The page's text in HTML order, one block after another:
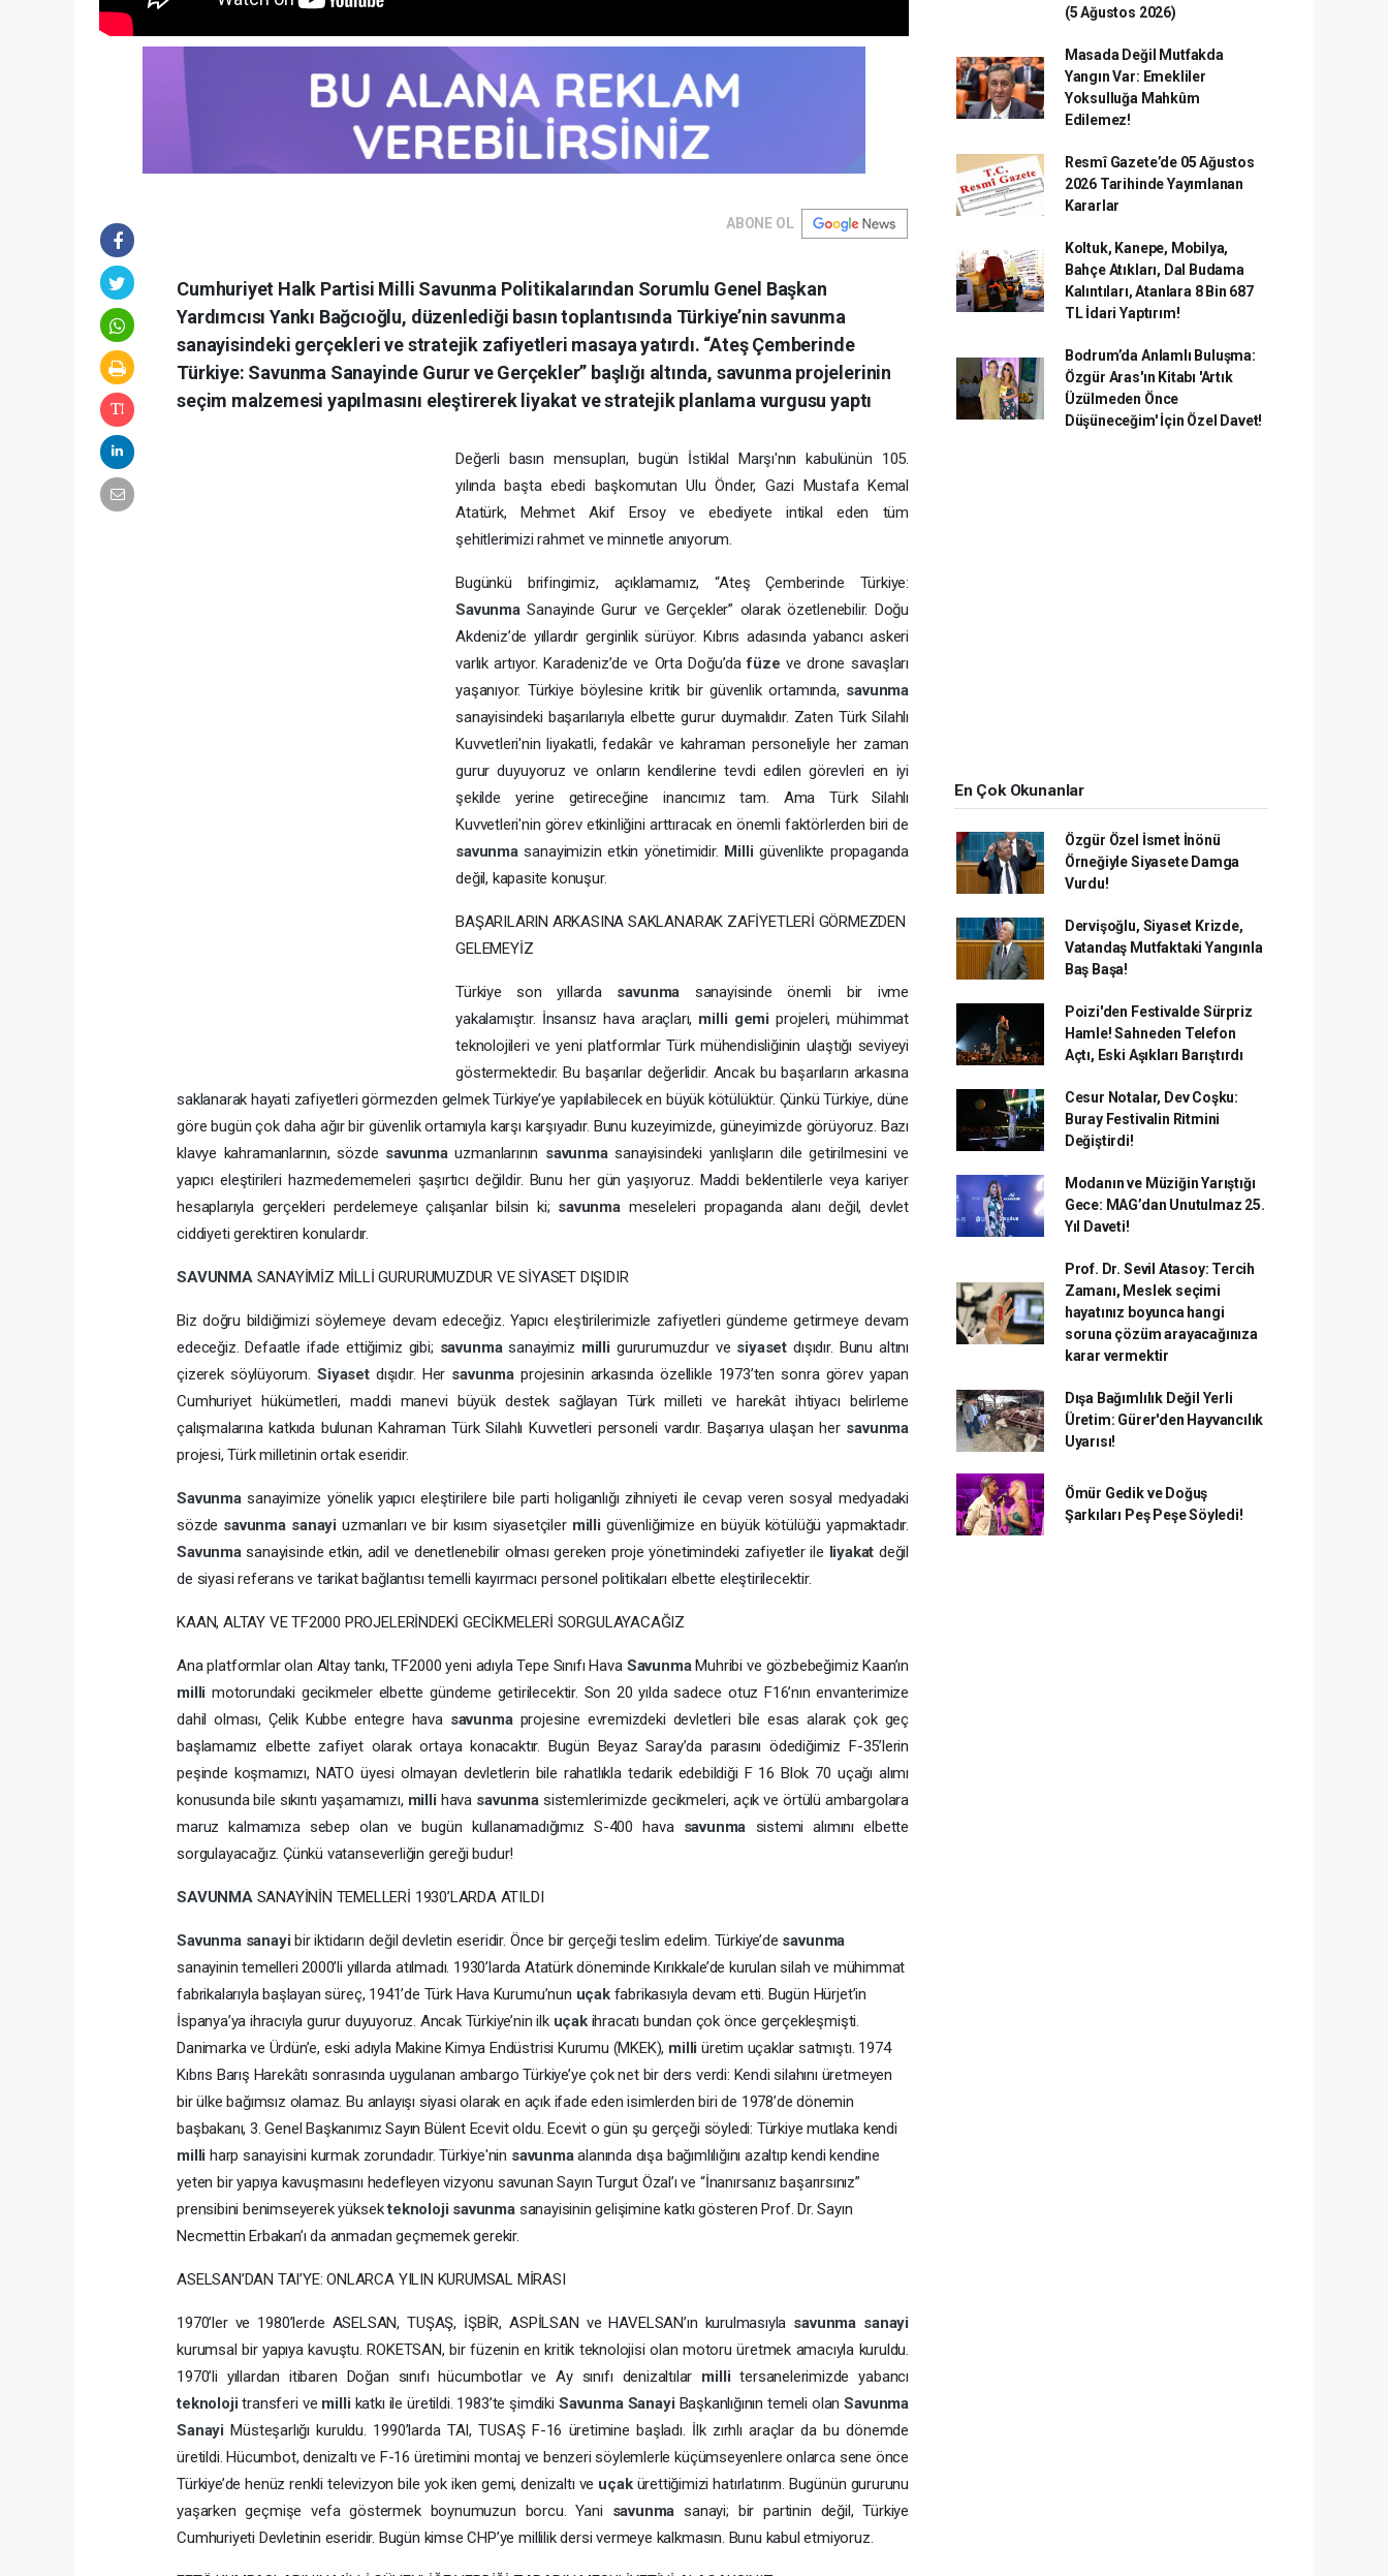
ABONE OL
Cumhuriyet Halk Partisi Milli Savunma Politikalarından Sorumlu Genel Başkan
Yardımcısı Yankı Bağcıoğlu, düzenlediği basın toplantısında Türkiye’nin savunma
sanayisindeki gerçekleri ve stratejik zafiyetleri masaya yatırdı. “Ateş Çemberinde
Türkiye: Savunma Sanayinde Gurur ve Gerçekler” başlığı altında, savunma projelerinin
seçim malzemesi yapılmasını eleştirerek liyakat ve stratejik planlama vurgusu yaptı
Değerli basın mensupları, bugün İstiklal Marşı'nın kabulünün 105.
yılında başta ebedi başkomutan Ulu Önder, Gazi Mustafa Kemal
Atatürk, Mehmet Akif Ersoy ve ebediyete intikal eden tüm
şehitlerimizi rahmet ve minnetle anıyorum.
Bugünkü brifingimiz, açıklamamız, “Ateş Çemberinde Türkiye:
SavunmaSanayinde Gurur ve Gerçekler” olarak özetlenebilir. Doğu
Akdeniz’de yıllardır gerginlik sürüyor. Kıbrıs adasında yabancı askeri
varlık artıyor. Karadeniz’de ve Orta Doğu’dafüzeve drone savaşları
yaşanıyor. Türkiye böylesine kritik bir güvenlik ortamında, savunma
sanayisindeki başarılarıyla elbette gurur duymalıdır. Zaten Türk Silahlı
Kuvvetleri'nin liyakatli, fedakâr ve kahraman personeliyle her zaman
gurur duyuyoruz ve onların kendilerine tevdi edilen görevleri en iyi
şekilde yerine getireceğine inancımız tam. Ama Türk Silahlı
Kuvvetleri'nin görev etkinliğini arttıracak en önemli faktörlerden biri de
savunmasanayimizin etkin yönetimidir. Milligüvenlikte propaganda
değil, kapasite konuşur.
BAŞARILARIN ARKASINA SAKLANARAK ZAFİYETLERİ GÖRMEZDEN
GELEMEYİZ
Türkiye son yıllarda savunma sanayisinde önemli bir ivme
yakalamıştır. İnsansız hava araçları, milli gemiprojeleri, mühimmat
teknolojileri ve yeni platformlar Türk mühendisliğinin ulaştığı seviyeyi
göstermektedir. Bu başarılar değerlidir. Ancak bu başarıların arkasına
saklanarak hayati zafiyetleri görmezden gelmek Türkiye’ye yapılabilecek en büyük kötülüktür. Çünkü Türkiye, düne
göre bugün çok daha ağır bir güvenlik ortamıyla karşı karşıyadır. Bunu kuzeyimizde, güneyimizde görüyoruz. Bazı
klavye kahramanlarının, sözde savunmauzmanlarının savunmasanayisindeki yanlışların dile getirilmesini ve
yapıcı eleştirileri hazmedememeleri şaşırtıcı değildir. Bunu her gün yaşıyoruz. Maddi beklentilerle veya kariyer
hesaplarıyla gerçekleri perdelemeye çalışanlar bilsin ki; savunma meseleleri propaganda alanı değil, devlet
ciddiyeti gerektiren konulardır.
SAVUNMA SANAYİMİZ MİLLİ GURURUMUZDUR VE SİYASET DIŞIDIR
Biz doğru bildiğimizi söylemeye devam edeceğiz. Yapıcı eleştirilerimizle zafiyetleri gündeme getirmeye devam
edeceğiz. Defaatle ifade ettiğimiz gibi; savunmasanayimiz milli gururumuzdur ve siyasetdışıdır. Bunu altını
çizerek söylüyorum.Siyasetdışıdır. Her savunmaprojesinin arkasında özellikle 1973’ten sonra görev yapan
Cumhuriyet hükümetleri, maddi manevi büyük destek sağlayan Türk milleti ve harekât ihtiyacı belirleme
çalışmalarına katkıda bulunan Kahraman Türk Silahlı Kuvvetleri personeli vardır. Başarıya ulaşan her savunma
projesi, Türk milletinin ortak eseridir.
Savunmasanayimize yönelik yapıcı eleştirilere bile parti holiganlığı zihniyeti ile cevap veren sosyal medyadaki
sözde savunma sanayiuzmanları ve bir kısım siyasetçiler milligüvenliğimize en büyük kötülüğü yapmaktadır.
Savunmasanayisinde etkin, adil ve denetlenebilir olması gereken proje yönetimindeki zafiyetler ile liyakat değil
de siyasi referans ve tarikat bağlantısı temelli kayırmacı personel politikaları elbette eleştirilecektir.
KAAN, ALTAY VE TF2000 PROJELERİNDEKİ GECİKMELERİ SORGULAYACAĞIZ
Ana platformlar olan Altay tankı, TF2000 yeni adıyla Tepe Sınıfı Hava SavunmaMuhribi ve gözbebeğimiz Kaan’ın
milli motorundaki gecikmeler elbette gündeme getirilecektir. Son 20 yılda sadece otuz F16’nın envanterimize
dahil olması, Çelik Kubbe entegre hava savunma projesine evremizdeki devletleri bile esas alarak çok geç
başlamamız elbette zafiyet olarak ortaya konacaktır. Bugün Beyaz Saray’da parasını ödediğimiz F-35’lerin
peşinde koşmamızı, NATO üyesi olmayan devletlerin bile rahatlıkla tedarik edebildiği F 16 Blok 70 uçağı alımı
konusunda bile sıkıntı yaşamamızı, milli hava savunma sistemlerimizde gecikmeleri, açık ve örtülü ambargolara
maruz kalmamıza sebep olan ve bugün kullanamadığımız S-400 hava savunma sistemi alımını elbette
sorgulayacağız. Çünkü vatanseverliğin gereği budur!
SAVUNMA SANAYİNİN TEMELLERİ 1930’LARDA ATILDI
Savunma sanayibir iktidarın değil devletin eseridir. Önce bir gerçeği teslim edelim. Türkiye’de savunma
sanayinin temelleri 2000’li yıllarda atılmadı. 1930’larda Atatürk döneminde Kırıkkale’de kurulan silah ve mühimmat
fabrikalarıyla başlayan süreç, 1941’de Türk Hava Kurumu’nun uçak fabrikasıyla devam etti. Bugün Hürjet’in
İspanya’ya ihracıyla gurur duyuyoruz. Ancak Türkiye’nin ilk uçak ihracatı bundan çok önce gerçekleşmişti.
Danimarka ve Ürdün’e, eski adıyla Makine Kimya Endüstrisi Kurumu (MKEK), milli üretim uçaklar satmıştı. 1974
Kıbrıs Barış Harekâtı sonrasında uygulanan ambargo Türkiye’ye çok net bir ders verdi: Kendi silahını üretmeyen
bir ülke bağımsız olamaz. Bu anlayışı siyasi olarak en açık ifade eden isimlerden biri de 1978’de dönemin
başbakanı, 3. Genel Başkanımız Sayın Bülent Ecevit oldu. Ecevit o gün şu gerçeği söyledi: Türkiye mutlaka kendi
milli harp sanayisini kurmak zorundadır. Türkiye'nin savunmaalanında dışa bağımlılığını azaltıp kendi kendine
yeten bir yapıya kavuşmasını hedefleyen vizyonu savunan Sayın Turgut Özal’ı ve “İnanırsanız başarırsınız”
prensibini benimseyerek yüksekteknoloji savunma sanayisinin gelişimine katkı gösteren Prof. Dr. Sayın
Necmettin Erbakan’ı da anmadan geçmemek gerekir.
ASELSAN’DAN TAI’YE: ONLARCA YILIN KURUMSAL MİRASI
1970’ler ve 1980’lerde ASELSAN, TUŞAŞ, İŞBİR, ASPİLSAN ve HAVELSAN’ın kurulmasıyla savunma sanayi
kurumsal bir yapıya kavuştu. ROKETSAN, bir füzenin en kritik teknolojisi olan motoru üretmek amacıyla kuruldu.
1970’li yıllardan itibaren Doğan sınıfı hücumbotlar ve Ay sınıfı denizaltılar millitersanelerimizde yabancı
teknolojitransferi ve milli katkı ile üretildi. 1983’te şimdiki Savunma Sanayi Başkanlığının temeli olanSavunma
SanayiMüsteşarlığı kuruldu. 1990’larda TAI, TUSAŞ F-16 üretimine başladı. İlk zırhlı araçlar da bu dönemde
üretildi. Hücumbot, denizaltı ve F-16 üretimini montaj ve benzeri söylemlerle küçümseyenlere onlarca sene önce
Türkiye’de henüz renkli televizyon bile yok iken gemi, denizaltı ve uçak ürettiğimizi hatırlatırım. Bugünün gururunu
yaşarken geçmişe vefa göstermek boynumuzun borcu. Yani savunmasanayi; bir partinin değil, Türkiye
Cumhuriyeti Devletinin eseridir. Bugün kimse CHP’ye millilik dersi vermeye kalkmasın. Bunu kabul etmiyoruz.
(5 Ağustos 2026)
Masada Değil Mutfakda
Yangın Var: Emekliler
Yoksulluğa Mahkûm
Edilemez!
Resmî Gazete’de 05 Ağustos
2026 Tarihinde Yayımlanan
Kararlar
Koltuk, Kanepe, Mobilya,
Bahçe Atıkları, Dal Budama
Kalıntıları, Atanlara 8 Bin 687
TL İdari Yaptırım!
Bodrum’da Anlamlı Buluşma:
Özgür Aras'ın Kitabı 'Artık
Üzülmeden Önce
Düşüneceğim' İçin Özel Davet!
En Çok Okunanlar
Özgür Özel İsmet İnönü
Örneğiyle Siyasete Damga
Vurdu!
Dervişoğlu, Siyaset Krizde,
Vatandaş Mutfaktaki Yangınla
Baş Başa!
Poizi'den Festivalde Sürpriz
Hamle! Sahneden Telefon
Açtı, Eski Aşıkları Barıştırdı
Cesur Notalar, Dev Coşku:
Buray Festivalin Ritmini
Değiştirdi!
Modanın ve Müziğin Yarıştığı
Gece: MAG’dan Unutulmaz 25.
Yıl Daveti!
Prof. Dr. Sevil Atasoy: Tercih
Zamanı, Meslek seçimi
hayatınız boyunca hangi
soruna çözüm arayacağınıza
karar vermektir
Dışa Bağımlılık Değil Yerli
Üretim: Gürer'den Hayvancılık
Uyarısı!
Ömür Gedik ve Doğuş
Şarkıları Peş Peşe Söyledi!